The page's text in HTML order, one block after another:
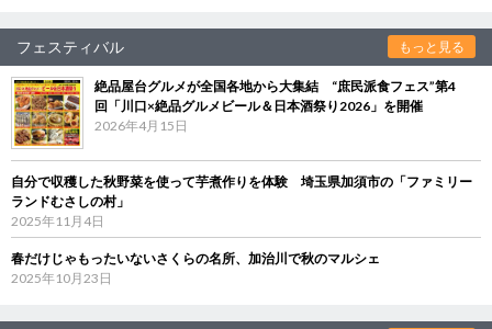
フェスティバル もっと見る
絶品屋台グルメが全国各地から大集結 “庶民派食フェス”第4
回「川口×絶品グルメビール＆日本酒祭り2026」を開催
2026年4月15日
自分で収穫した秋野菜を使って芋煮作りを体験 埼玉県加須市の「ファミリー
ランドむさしの村」
2025年11月4日
春だけじゃもったいないさくらの名所、加治川で秋のマルシェ
2025年10月23日